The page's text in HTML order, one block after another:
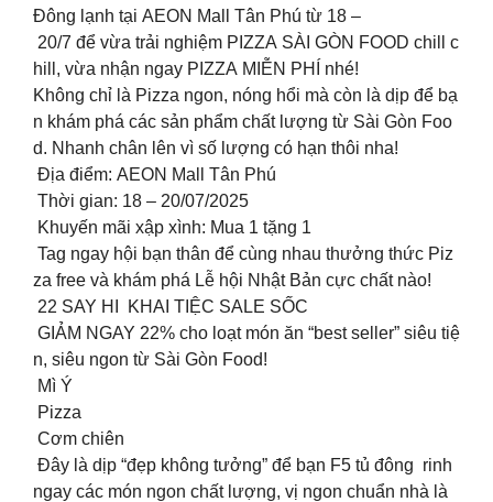
Đông lạnh tại AEON Mall Tân Phú từ 18 –
20/7 để vừa trải nghiệm PIZZA SÀI GÒN FOOD chill c
hill, vừa nhận ngay PIZZA MIỄN PHÍ nhé!
Không chỉ là Pizza ngon, nóng hổi mà còn là dịp để bạ
n khám phá các sản phẩm chất lượng từ Sài Gòn Foo
d. Nhanh chân lên vì số lượng có hạn thôi nha!
Địa điểm: AEON Mall Tân Phú
Thời gian: 18 – 20/07/2025
Khuyến mãi xập xình: Mua 1 tặng 1
Tag ngay hội bạn thân để cùng nhau thưởng thức Piz
za free và khám phá Lễ hội Nhật Bản cực chất nào!
22 SAY HI KHAI TIỆC SALE SỐC
GIẢM NGAY 22% cho loạt món ăn “best seller” siêu tiệ
n, siêu ngon từ Sài Gòn Food!
Mì Ý
Pizza
Cơm chiên
Đây là dịp “đẹp không tưởng” để bạn F5 tủ đông rinh
ngay các món ngon chất lượng, vị ngon chuẩn nhà là